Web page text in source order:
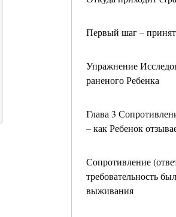
Первый шаг –
Упражнение
раненого Ребенка
Глава 3
– как Ребенок
Сопротивление
требовательность
выживания